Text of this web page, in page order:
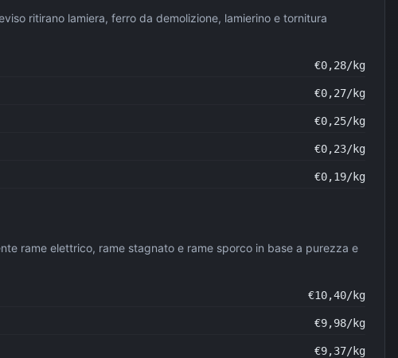
ritirano lamiera, ferro da demolizione, lamierino e tornitura
€0,28/kg
€0,27/kg
€0,25/kg
€0,23/kg
€0,19/kg
rame elettrico, rame stagnato e rame sporco in base a purezza e
€10,40/kg
€9,98/kg
€9,37/kg